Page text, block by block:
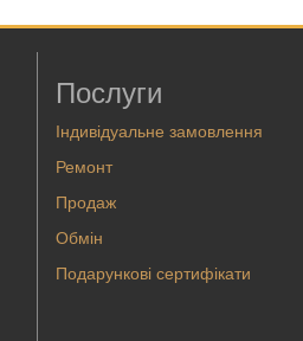
Послуги
Індивідуальне замовлення
Ремонт
Продаж
Обмін
Подарункові сертифікати